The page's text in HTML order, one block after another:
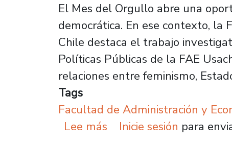
El Mes del Orgullo abre una
democrática. En ese contexto, la
Chile destaca el trabajo
Políticas Públicas de la FAE
relaciones entre feminismo,
Tags
Facultad de Administración y
Lee más sobre Académica
Inicie sesión para